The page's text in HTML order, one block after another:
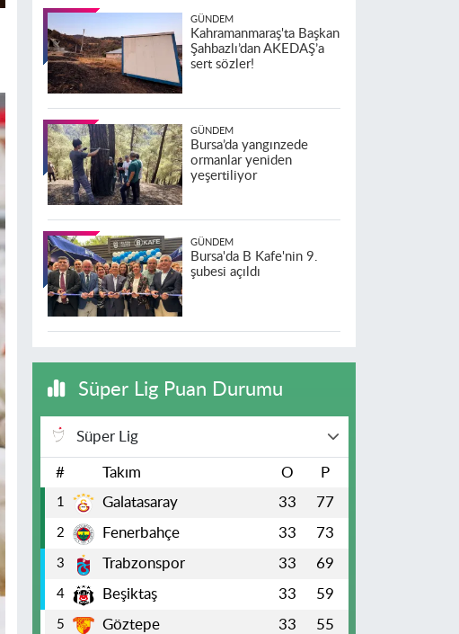
GÜNDEM
Kahramanmaraş'ta Başkan
Şahbazlı’dan AKEDAŞ’a
sert sözler!
GÜNDEM
Bursa’da yangınzede
ormanlar yeniden
yeşertiliyor
GÜNDEM
Bursa'da B Kafe'nin 9.
şubesi açıldı
Süper Lig Puan Durumu
Süper Lig
# Takım O P
1 Galatasaray 33 77
2 Fenerbahçe 33 73
3 Trabzonspor 33 69
4 Beşiktaş 33 59
5 Göztepe 33 55